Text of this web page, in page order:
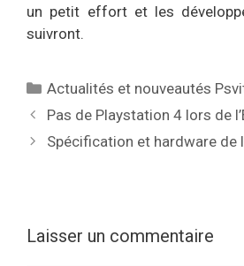
un petit effort et les
suivront.
Catégories
Actualités et nouveautés
Pas de Playstation 4 lors de
Spécification et hardware de
Laisser un commentaire